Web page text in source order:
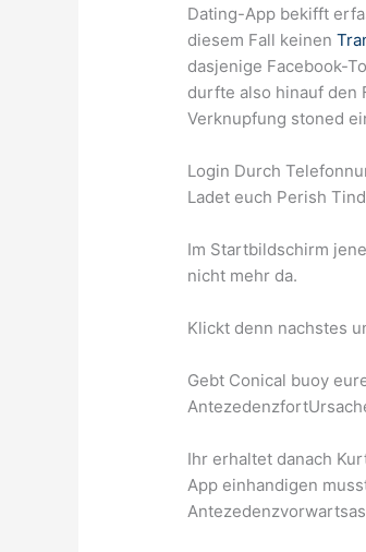
Dating-App bekifft
diesem Fall keinen
dasjenige Facebook-
durfte also hinauf den
Verknupfung stoned
Login Durch
Ladet euch Perish
Im Startbildschirm
nicht mehr da.
Klickt denn nachstes
Gebt Conical buoy
Ihr erhaltet danach
App einhandigen